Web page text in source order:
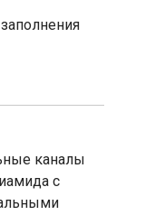
каналы
с